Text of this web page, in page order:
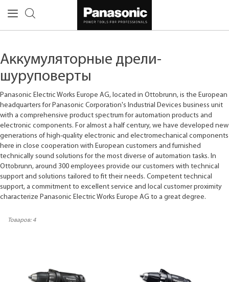
Аккумуляторные дрели-
шуруповерты
Panasonic Electric Works Europe AG, located in Ottobrunn, is the European
headquarters for Panasonic Corporation's Industrial Devices business unit
with a comprehensive product spectrum for automation products and
electronic components. For almost a half century, we have developed new
generations of high-quality electronic and electromechanical components
here in close cooperation with European customers and furnished
technically sound solutions for the most diverse of automation tasks. In
Ottobrunn, around 300 employees provide our customers with technical
support and solutions tailored to fit their needs. Competent technical
support, a commitment to excellent service and local customer proximity
characterize Panasonic Electric Works Europe AG to a great degree.
Товаров: 4